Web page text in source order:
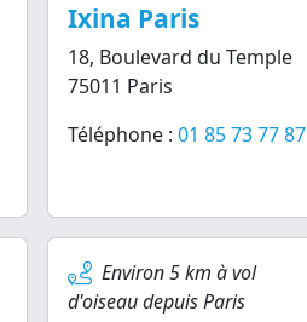
Ixina Paris
18, Boulevard du Temple
75011 Paris
Téléphone : 01 85 73 77 87
Environ 5 km à vol
d'oiseau depuis Paris